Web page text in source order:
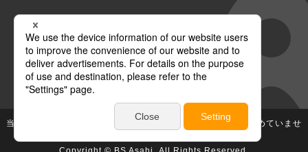
グループ会社
テレビ朝日 テレ朝チャンネル
当社が著作権、著作隣接権を有する放送番組等の無断利用は認めていませ
ん。